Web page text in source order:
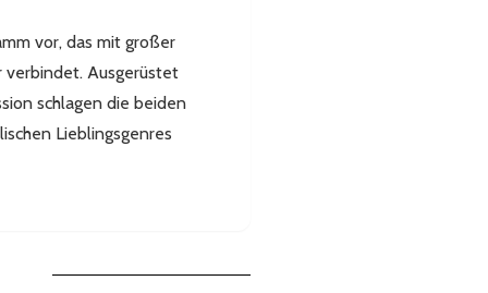
vor, das mit großer
verbindet. Ausgerüstet
schlagen die beiden
Lieblingsgenres